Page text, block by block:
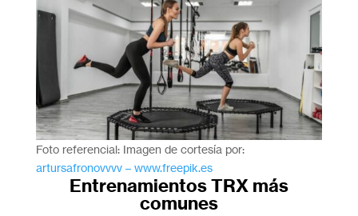
Foto referencial: Imagen de cortesía por:
artursafronovvvv – www.freepik.es
Entrenamientos TRX más
comunes